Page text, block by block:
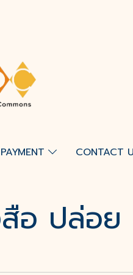
PAYMENT CONTACT
อ ปล่อย